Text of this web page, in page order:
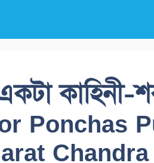
কাহিনী-
Ponchas
Chandra